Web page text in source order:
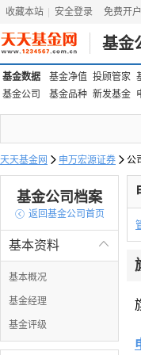
收藏本站 安全登录 免费开户
基金
基金数据 基金净值 投顾管家
基金公司
基金品种 新发基金
天天基金网  申万宏源证券  公
基金公司档案
 返回基金公司首页

基本资料
基本概况
基金经理
基金评级